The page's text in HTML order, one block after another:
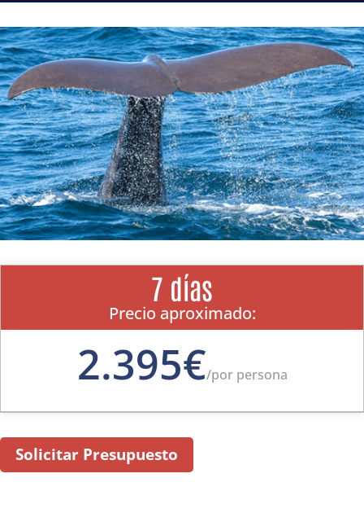
7 días
Precio aproximado:
2.395€/por persona
Solicitar Presupuesto